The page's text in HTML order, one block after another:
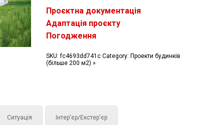
Проєктна документація
Адаптація проєкту
Погодження
SKU:fc4693dd741c Category:Проекти будинків
(більше 200 м2) »
Ситуація Інтер'єр/Екстер'єр